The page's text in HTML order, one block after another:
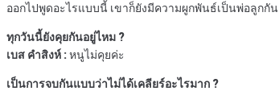
ออกไปพูดอะไรแบบนี้ เขาก็ยังมีความผูกพันธ์เป็นพ่อลูกกัน
ทุกวันนี้ยังคุยกันอยู่ไหม ?
เบส คําสิงห์ :หนูไม่คุยค่ะ
เป็นการจบกันแบบว่าไม่ได้เคลียร์อะไรมาก ?